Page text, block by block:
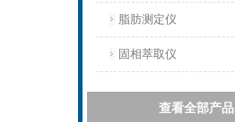
脂肪测定仪
固相萃取仪
查看全部产品